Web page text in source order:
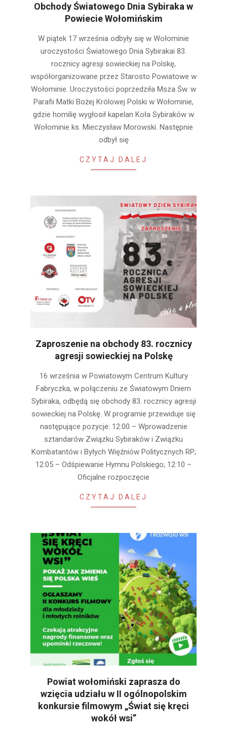
Obchody Światowego Dnia Sybiraka w
Powiecie Wołomińskim
09-W piątek 17 września odbyły się w Wołominie
uroczystości Światowego Dnia Sybirakai 83.
rocznicy agresji sowieckiej na Polskę,
współorganizowane przez Starosto Powiatowe w
Wołominie. Uroczystości poprzedziła Msza Św. w
Parafii Matki Bożej Królowej Polski w Wołominie,
gdzie homilię wygłosił kapelan Koła Sybiraków w
Wołominie ks. Mieczysław Morowski. Następnie
odbył się
CZYTAJ DALEJ
Zaproszenie na obchody 83. rocznicy
agresji sowieckiej na Polskę
12
16 września w Powiatowym Centrum Kultury
Fabryczka, w połączeniu ze Światowym Dniem
Sybiraka, odbędą się obchody 83. rocznicy agresji
sowieckiej na Polskę. W programie przewiduje się
następujące pozycje: 12:00 – Wprowadzenie
sztandarów Związku Sybiraków i Związku
Kombatantów i Byłych Więźniów Politycznych RP;
12:05 – Odśpiewanie Hymnu Polskiego; 12:10 –
Oficjalne rozpoczęcie
CZYTAJ DALEJ
Powiat wołomiński zaprasza do
wzięcia udziału w II ogólnopolskim
konkursie filmowym „Świat się kręci
wokół wsi”